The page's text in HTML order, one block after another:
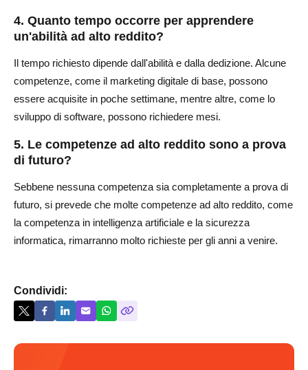
4. Quanto tempo occorre per apprendere
un'abilità ad alto reddito?
Il tempo richiesto dipende dall'abilità e dalla dedizione. Alcune
competenze, come il marketing digitale di base, possono
essere acquisite in poche settimane, mentre altre, come lo
sviluppo di software, possono richiedere mesi.
5. Le competenze ad alto reddito sono a prova
di futuro?
Sebbene nessuna competenza sia completamente a prova di
futuro, si prevede che molte competenze ad alto reddito, come
la competenza in intelligenza artificiale e la sicurezza
informatica, rimarranno molto richieste per gli anni a venire.
Condividi: